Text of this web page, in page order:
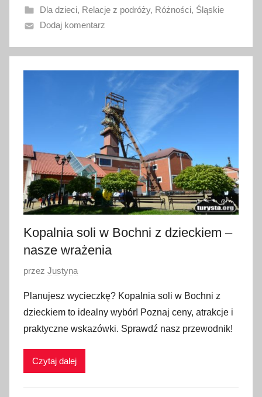
n
o
6
m
0
2
6
Dla dzieci, Relacje z podróży, Różności, Śląskie
Dodaj komentarz
Kopalnia soli w Bochni z dzieckiem –
nasze wrażenia
O
u
b
l
i
przez Justyna
Planujesz wycieczkę? Kopalnia soli w Bochni z
dzieckiem to idealny wybór! Poznaj ceny, atrakcje i
praktyczne wskazówki. Sprawdź nasz przewodnik!
Czytaj dalej